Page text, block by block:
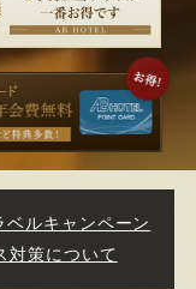
ベルキャンペーン
対策について